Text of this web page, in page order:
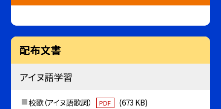
配布文書
アイヌ語学習
校歌（アイヌ語歌詞） PDF (673 KB)